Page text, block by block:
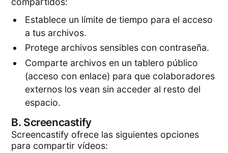
Establece un límite de tiempo para el acceso
a tus archivos.
Protege archivos sensibles con contraseña.
Comparte archivos en un tablero público
(acceso con enlace) para que colaboradores
externos los vean sin acceder al resto del
espacio.
B. Screencastify
Screencastify ofrece las siguientes opciones
para compartir vídeos: